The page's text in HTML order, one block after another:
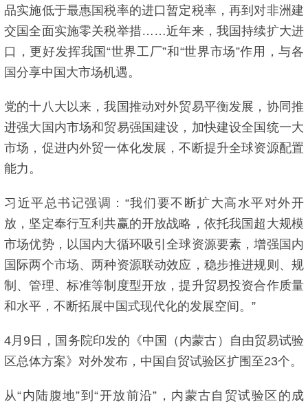
品实施低于最惠国税率的进口暂定税率，再到对非洲建
交国全面实施零关税举措……近年来，我国持续扩大进
口，更好发挥我国“世界工厂”和“世界市场”作用，与各
国分享中国大市场机遇。
党的十八大以来，我国推动对外贸易平衡发展，协同推
进强大国内市场和贸易强国建设，加快建设全国统一大
市场，促进内外贸一体化发展，不断提升全球资源配置
能力。
习近平总书记强调：“我们要不断扩大高水平对外开
放，坚定奉行互利共赢的开放战略，依托我国超大规模
市场优势，以国内大循环吸引全球资源要素，增强国内
国际两个市场、两种资源联动效应，稳步推进规则、规
制、管理、标准等制度型开放，提升贸易投资合作质量
和水平，不断拓展中国式现代化的发展空间。”
4月9日，国务院印发的《中国（内蒙古）自由贸易试验
区总体方案》对外发布，中国自贸试验区扩围至23个。
从“内陆腹地”到“开放前沿”，内蒙古自贸试验区的成